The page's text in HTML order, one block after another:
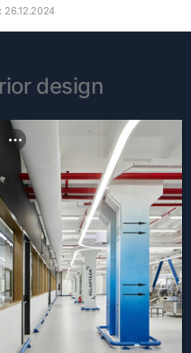
26.12.2024
design